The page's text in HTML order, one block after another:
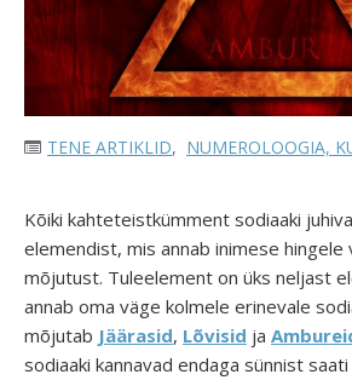
TENE ARTIKLID, NUMEROLOOGIA,
Kõiki kahteteistkümment sodiaaki
elemendist, mis annab inimese hingele
mõjutust. Tuleelement on üks neljast
annab oma väge kolmele erinevale
mõjutab Jäärasid, Lõvisid ja
sodiaaki kannavad endaga sünnist saati